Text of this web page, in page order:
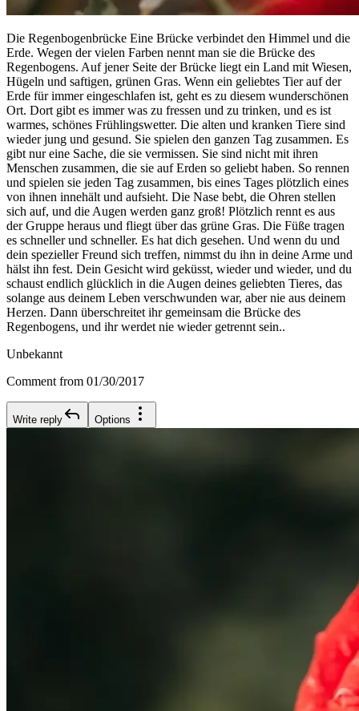
Die Regenbogenbrücke Eine Brücke verbindet den Himmel und die
Erde. Wegen der vielen Farben nennt man sie die Brücke des
Regenbogens. Auf jener Seite der Brücke liegt ein Land mit Wiesen,
Hügeln und saftigen, grünen Gras. Wenn ein geliebtes Tier auf der
Erde für immer eingeschlafen ist, geht es zu diesem wunderschönen
Ort. Dort gibt es immer was zu fressen und zu trinken, und es ist
warmes, schönes Frühlingswetter. Die alten und kranken Tiere sind
wieder jung und gesund. Sie spielen den ganzen Tag zusammen. Es
gibt nur eine Sache, die sie vermissen. Sie sind nicht mit ihren
Menschen zusammen, die sie auf Erden so geliebt haben. So rennen
und spielen sie jeden Tag zusammen, bis eines Tages plötzlich eines
von ihnen innehält und aufsieht. Die Nase bebt, die Ohren stellen
sich auf, und die Augen werden ganz groß! Plötzlich rennt es aus
der Gruppe heraus und fliegt über das grüne Gras. Die Füße tragen
es schneller und schneller. Es hat dich gesehen. Und wenn du und
dein spezieller Freund sich treffen, nimmst du ihn in deine Arme und
hälst ihn fest. Dein Gesicht wird geküsst, wieder und wieder, und du
schaust endlich glücklich in die Augen deines geliebten Tieres, das
solange aus deinem Leben verschwunden war, aber nie aus deinem
Herzen. Dann überschreitet ihr gemeinsam die Brücke des
Regenbogens, und ihr werdet nie wieder getrennt sein..
Unbekannt
Comment from 01/30/2017
Write reply Options